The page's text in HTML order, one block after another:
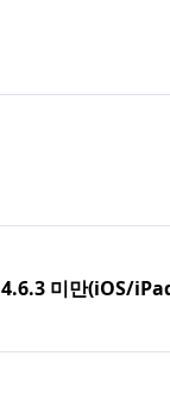
미만(iOS/